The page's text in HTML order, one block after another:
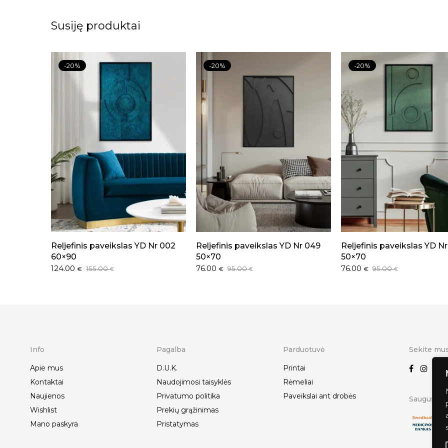
Susiję produktai
-20%
Reljefinis paveikslas YD Nr 002
60×90
155.00€
Original
124.00 €
Current
-20%
Reljefinis paveikslas YD Nr 049
50×70
95.00€
Original
76.00 €
Current
-20%
Reljefinis paveikslas YD Nr
50×70
95.00€
Original
76.00 €
Current
Info
Apie mus
Kontaktai
Naujienos
Wishlist
Mano paskyra
Pagalba
D.U.K.
Naudojimosi taisyklės
Privatumo politika
Prekių grąžinimas
Pristatymas
Parduotuvė
Printai
Rėmeliai
Paveikslai ant drobės
Sekite
Saugus